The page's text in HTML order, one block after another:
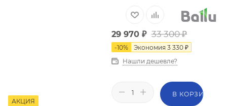
АКЦИЯ
29 970₽ 33 300₽
-10% Экономия 3 330₽
Нашли дешевле?
В КОРЗИНУ